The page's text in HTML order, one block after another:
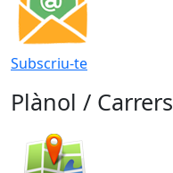
Subscriu-te
Plànol / Carrers